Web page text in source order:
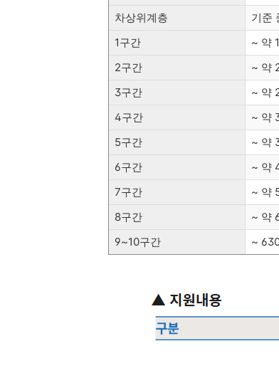
차상위계층
기준
1구간
~ 약
2구간
~ 약
3구간
~ 약
4구간
~ 약
5구간
~ 약
6구간
~ 약
7구간
~ 약
8구간
~ 약
9~10구간
~